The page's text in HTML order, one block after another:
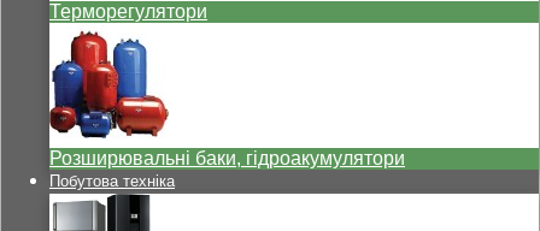
Терморегулятори
Розширювальні баки, гідроакумулятори
Побутова техніка